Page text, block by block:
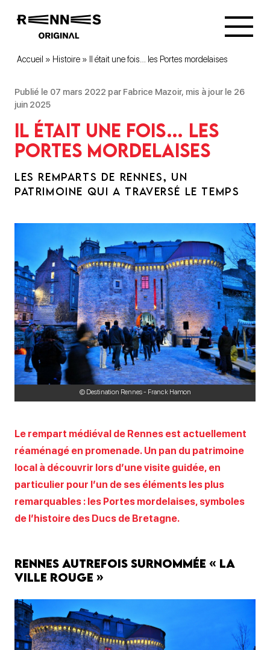
Accueil » Histoire » Il était une fois… les Portes mordelaises
Publié le 07 mars 2022 par Fabrice Mazoir, mis à jour le 26
juin 2025
Il était une fois… les
Portes mordelaises
LES REMPARTS DE RENNES, UN
PATRIMOINE QUI A TRAVERSÉ LE TEMPS
© Destination Rennes - Franck Hamon
Le rempart médiéval de Rennes est actuellement
réaménagé en promenade. Un pan du patrimoine
local à découvrir lors d’une visite guidée, en
particulier pour l’un de ses éléments les plus
remarquables : les Portes mordelaises, symboles
de l’histoire des Ducs de Bretagne.
Rennes autrefois surnommée « la
ville Rouge »